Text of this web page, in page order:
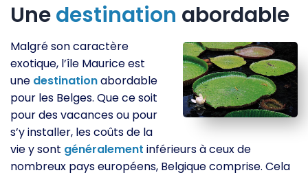
Unedestination abordable
Malgré son caractère
exotique, l’île Maurice est
une destinationabordable
pour les Belges. Que ce soit
pour des vacances ou pour
s’y installer, les coûts de la
vie y sont généralement inférieurs à ceux de
nombreux pays européens, Belgique comprise. Cela